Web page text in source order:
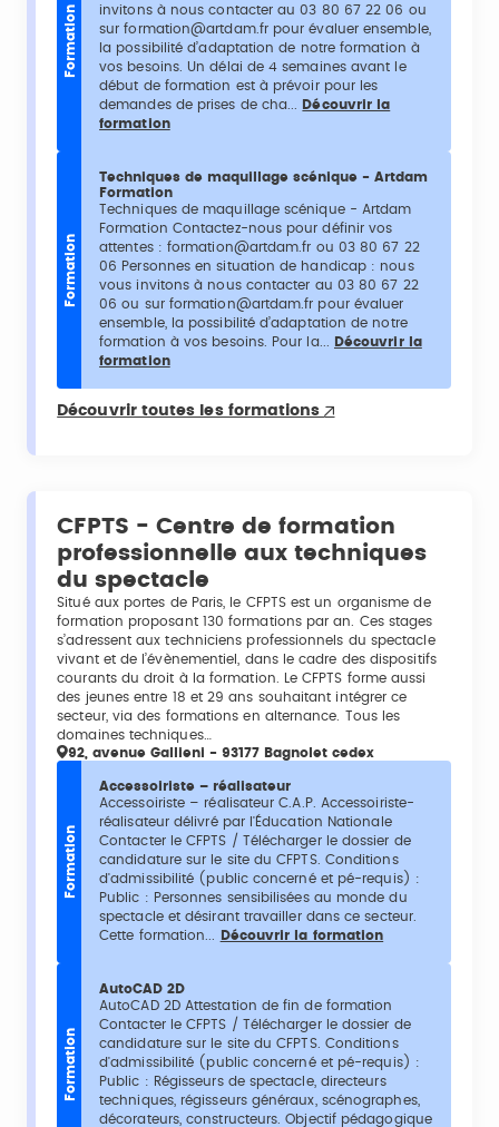
Formation
invitons à nous contacter au 03 80 67 22 06 ou
sur formation@artdam.fr pour évaluer ensemble,
la possibilité d’adaptation de notre formation à
vos besoins. Un délai de 4 semaines avant le
début de formation est à prévoir pour les
demandes de prises de cha...
Découvrir la
formation
Formation
Techniques de maquillage scénique - Artdam
Formation
Techniques de maquillage scénique - Artdam
Formation Contactez-nous pour définir vos
attentes : formation@artdam.fr ou 03 80 67 22
06 Personnes en situation de handicap : nous
vous invitons à nous contacter au 03 80 67 22
06 ou sur formation@artdam.fr pour évaluer
ensemble, la possibilité d’adaptation de notre
formation à vos besoins. Pour la...
Découvrir la
formation
Découvrir toutes les formations
CFPTS - Centre de formation
professionnelle aux techniques
du spectacle
Situé aux portes de Paris, le CFPTS est un organisme de
formation proposant 130 formations par an. Ces stages
s’adressent aux techniciens professionnels du spectacle
vivant et de l’évènementiel, dans le cadre des dispositifs
courants du droit à la formation. Le CFPTS forme aussi
des jeunes entre 18 et 29 ans souhaitant intégrer ce
secteur, via des formations en alternance. Tous les
domaines techniques…
92, avenue Gallieni - 93177 Bagnolet cedex
Formation
Accessoiriste – réalisateur
Accessoiriste – réalisateur C.A.P. Accessoiriste-
réalisateur délivré par l'Éducation Nationale
Contacter le CFPTS / Télécharger le dossier de
candidature sur le site du CFPTS. Conditions
d'admissibilité (public concerné et pé-requis) :
Public : Personnes sensibilisées au monde du
spectacle et désirant travailler dans ce secteur.
Cette formation...
Découvrir la formation
Formation
AutoCAD 2D
AutoCAD 2D Attestation de fin de formation
Contacter le CFPTS / Télécharger le dossier de
candidature sur le site du CFPTS. Conditions
d'admissibilité (public concerné et pé-requis) :
Public : Régisseurs de spectacle, directeurs
techniques, régisseurs généraux, scénographes,
décorateurs, constructeurs. Objectif pédagogique